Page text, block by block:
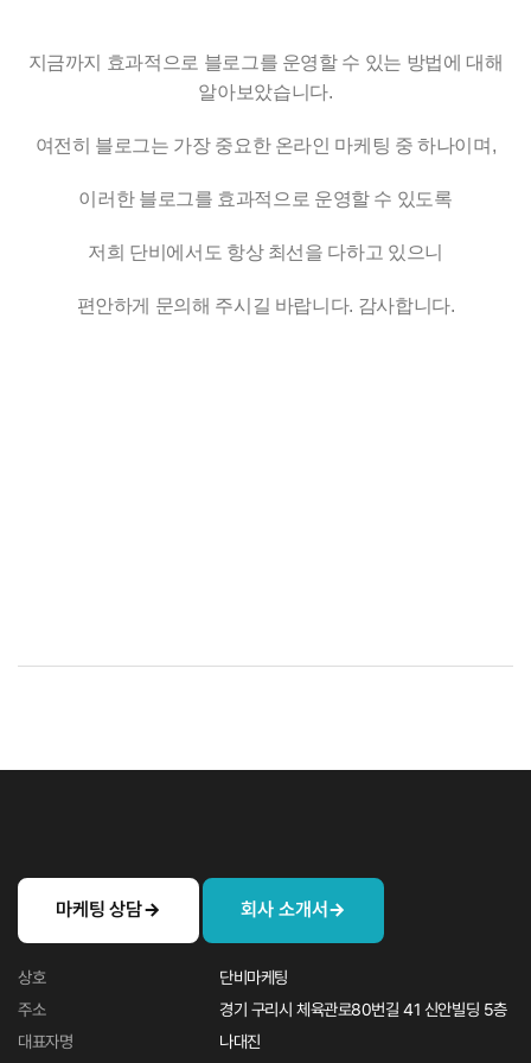
지금까지 효과적으로 블로그를 운영할 수 있는 방법에 대해
알아보았습니다.
여전히 블로그는 가장 중요한 온라인 마케팅 중 하나이며,
이러한 블로그를 효과적으로 운영할 수 있도록
저희 단비에서도 항상 최선을 다하고 있으니
편안하게 문의해 주시길 바랍니다. 감사합니다.
마케팅 상담 회사 소개서
상호
단비마케팅
주소
경기 구리시 체육관로80번길 41 신안빌딩 5층
대표자명
나대진